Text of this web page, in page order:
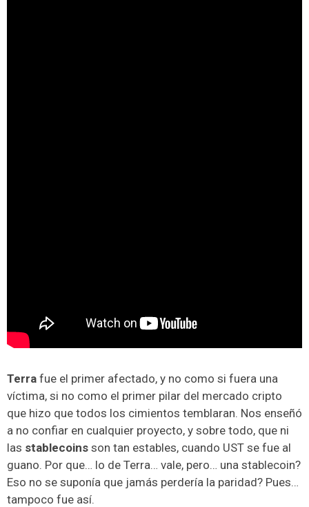
Terra fue el primer afectado, y no como si fuera una
víctima, si no como el primer pilar del mercado cripto
que hizo que todos los cimientos temblaran. Nos enseñó
a no confiar en cualquier proyecto, y sobre todo, que ni
las stablecoins son tan estables, cuando UST se fue al
guano. Por que… lo de Terra… vale, pero… una stablecoin?
Eso no se suponía que jamás perdería la paridad? Pues…
tampoco fue así.